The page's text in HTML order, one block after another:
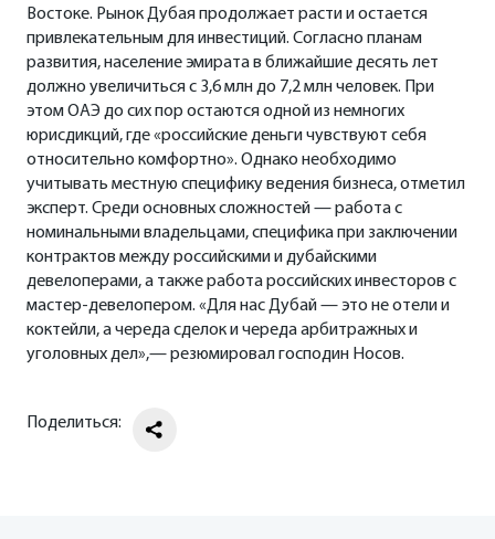
Востоке. Рынок Дубая продолжает расти и остается
привлекательным для инвестиций. Согласно планам
развития, население эмирата в ближайшие десять лет
должно увеличиться с 3,6 млн до 7,2 млн человек. При
этом ОАЭ до сих пор остаются одной из немногих
юрисдикций, где «российские деньги чувствуют себя
относительно комфортно». Однако необходимо
учитывать местную специфику ведения бизнеса, отметил
эксперт. Среди основных сложностей — работа с
номинальными владельцами, специфика при заключении
контрактов между российскими и дубайскими
девелоперами, а также работа российских инвесторов с
мастер-девелопером. «Для нас Дубай — это не отели и
коктейли, а череда сделок и череда арбитражных и
уголовных дел»,— резюмировал господин Носов.
Поделиться: